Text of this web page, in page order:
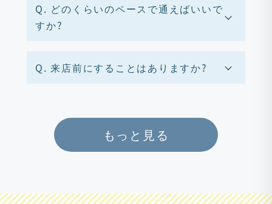
Q. どのくらいのペースで通えばいいで
すか?
Q. 来店前にすることはありますか?
もっと見る